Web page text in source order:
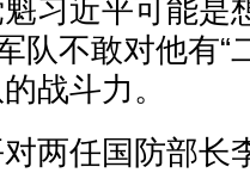
习近平可能是
队不敢对他有“
战斗力。
两任国防部长